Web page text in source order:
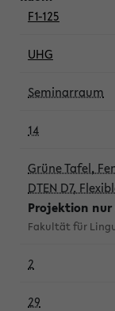
F1-125
UHG
Seminarraum
14
Grüne Tafel,
DTEN D7,
Projektion nur
Fakultät für
2
29